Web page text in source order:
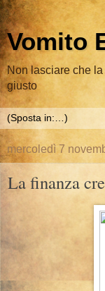
Vomito
Non lasciare che
giusto
mercoledì 7
La finanza